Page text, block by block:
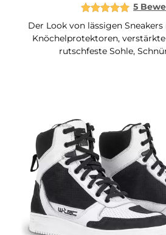
5
Der Look von lässigen
Knöchelprotektoren,
rutschfeste Sohle,